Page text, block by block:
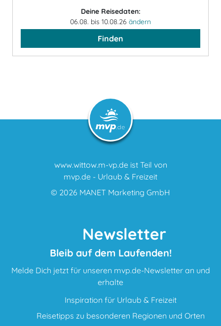
Deine Reisedaten:
06.08. bis 10.08.26 ändern
Finden
www.wittow.m-vp.de ist Teil von
mvp.de - Urlaub & Freizeit
© 2026 MANET Marketing GmbH
Newsletter
Bleib auf dem Laufenden!
Melde Dich jetzt für unseren mvp.de-Newsletter an und
erhalte
Inspiration für Urlaub & Freizeit
Reisetipps zu besonderen Regionen und Orten